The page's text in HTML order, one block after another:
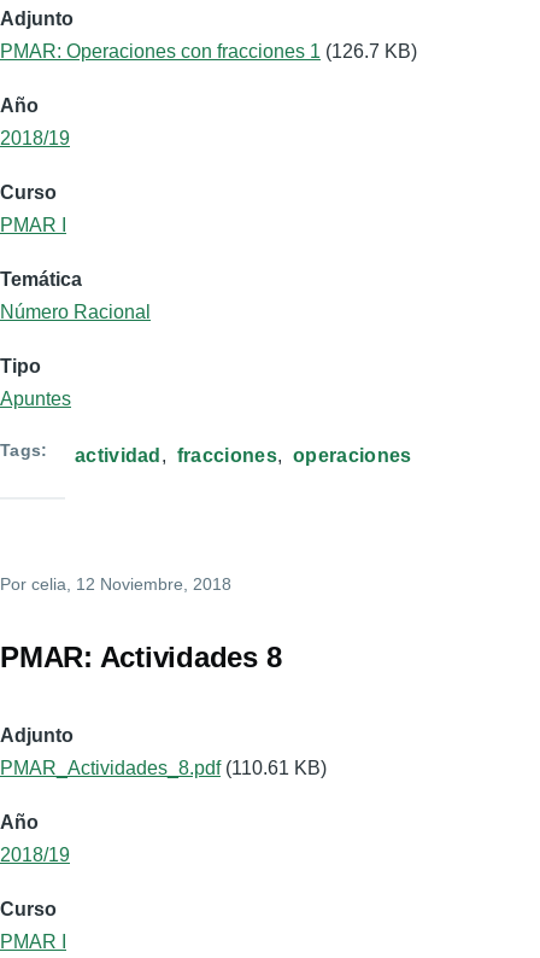
Adjunto
PMAR: Operaciones con fracciones 1 (126.7 KB)
Año
2018/19
Curso
PMAR I
Temática
Número Racional
Tipo
Apuntes
Tags actividad fracciones operaciones
Por celia, 12 Noviembre, 2018
PMAR: Actividades 8
Adjunto
PMAR_Actividades_8.pdf (110.61 KB)
Año
2018/19
Curso
PMAR I